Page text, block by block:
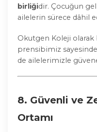
birliğidir. Çocuğun
ailelerin sürece dâhil
sınıf içi gözlem
şekilde katıyoruz.
Okutgen Koleji olarak
prensibimiz
de ailelerimizle
8. Güvenli ve
Ortamı